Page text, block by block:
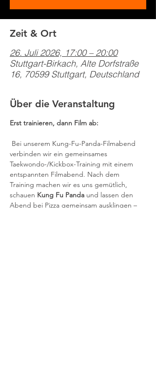
Zeit & Ort
26. Juli 2026, 17:00 – 20:00
Stuttgart-Birkach, Alte Dorfstraße
16, 70599 Stuttgart, Deutschland
Über die Veranstaltung
Erst trainieren, dann Film ab:
verbinden wir ein gemeinsames
Taekwondo-/Kickbox-Training mit einem
entspannten Filmabend. Nach dem
Training machen wir es uns gemütlich,
schauen Kung Fu Panda und lassen den
Abend bei Pizza gemeinsam ausklingen –